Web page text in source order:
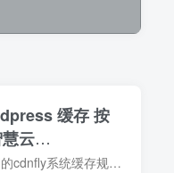
缓存 按
云
上篇文章写到了 Typecho博客系统专用的cdnfly系统缓存规则，优化加速 这里写一下 wordpress 缓存 按cookie细致化缓存设置教程 我虽然用的是子比，部分是子比的接口配置，但是设置缓存方面其他主...